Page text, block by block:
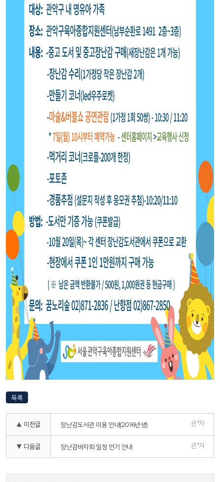
목록
▲ 이전글 장난감도서관 이용 안내(2016년생) 관*자
▼ 다음글 장난감바자회 일정 연기 안내 관*자